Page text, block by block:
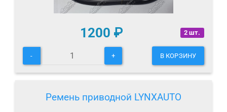
2 шт.
1200 ₽
- + В КОРЗИНУ
Ремень приводной LYNXAUTO